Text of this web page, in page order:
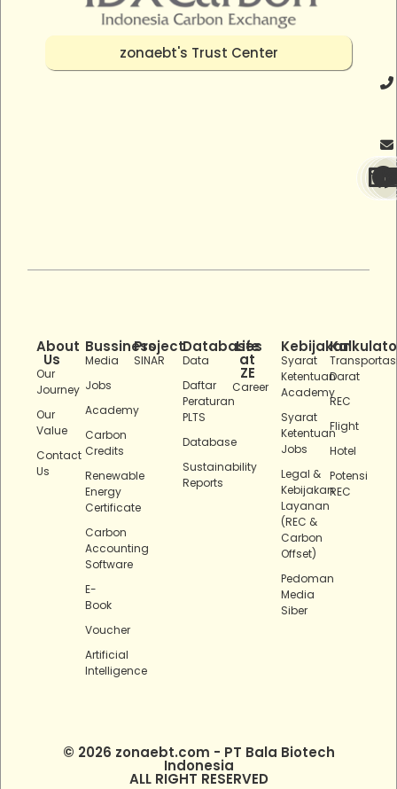
zonaebt's Trust Center
About
Us
Our
Journey
Our
Value
Contact
Us
Bussiness
Media
Jobs
Academy
Carbon
Credits
Renewable
Energy
Certificate
Carbon
Accounting
Software
E-
Book
Voucher
Artificial
Intelligence
Project
SINAR
Databases
Data
Daftar
Peraturan
PLTS
Database
Sustainability
Reports
Life
at
ZE
Career
Kebijakan
Syarat
Ketentuan
Academy
Syarat
Ketentuan
Jobs
Legal &
Kebijakan
Layanan
(REC &
Carbon
Offset)
Pedoman
Media
Siber
Darat
REC
Flight
Hotel
Potensi
REC
© 2026 zonaebt.com - PT Bala Biotech
Indonesia
ALL RIGHT RESERVED